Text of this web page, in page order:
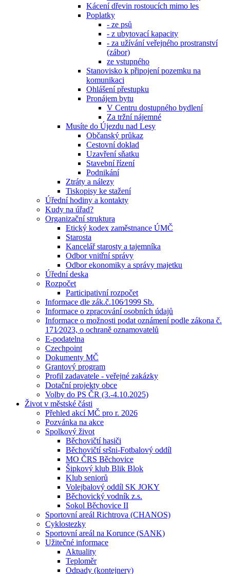
Kácení dřevin rostoucích mimo les
Poplatky
- ze psů
- z ubytovací kapacity
- za užívání veřejného prostranství
(zábor)
ze vstupného
Stanovisko k připojení pozemku na
komunikaci
Ohlášení přestupku
Pronájem bytu
V Centru dostupného bydlení
Za tržní nájemné
Musíte do Újezdu nad Lesy
Občanský průkaz
Cestovní doklad
Uzavření sňatku
Stavební řízení
Podnikání
Ztráty a nálezy
Tiskopisy ke stažení
Úřední hodiny a kontakty
Kudy na úřad?
Organizační struktura
Etický kodex zaměstnance ÚMČ
Starosta
Kancelář starosty a tajemníka
Odbor vnitřní správy
Odbor ekonomiky a správy majetku
Úřední deska
Rozpočet
Participativní rozpočet
Informace dle zák.č.106⁄1999 Sb.
Informace o zpracování osobních údajů
Informace o možnosti podat oznámení podle zákona č.
171⁄2023, o ochraně oznamovatelů
E-podatelna
Czechpoint
Dokumenty MČ
Grantový program
Profil zadavatele - veřejné zakázky
Dotační projekty obce
Volby do PS ČR (3.-4.10.2025)
Život v městské části
Přehled akcí MČ pro r. 2026
Pozvánka na akce
Spolkový život
Běchovičtí hasiči
Běchovičtí sršni-Fotbalový oddíl
MO ČRS Běchovice
Šipkový klub Blik Blok
Klub seniorů
Volejbalový oddíl SK JOKY
Běchovický vodník z.s.
Sokol Běchovice II
Sportovní areál Richtrova (CHANOS)
Cyklostezky
Sportovní areál na Korunce (SANK)
Užitečné informace
Aktuality
Teploměr
Odpady (kontejnery)